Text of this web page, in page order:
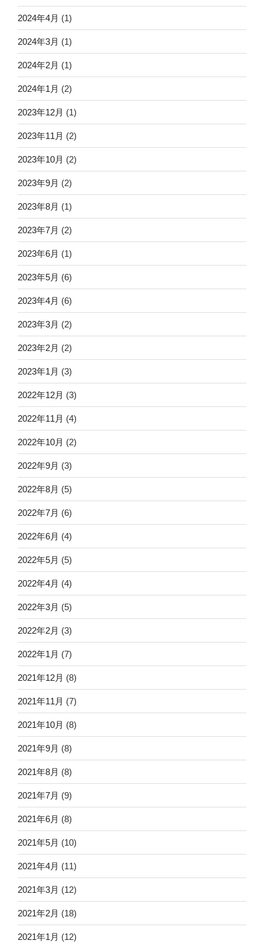
2024年4月 (1)
2024年3月 (1)
2024年2月 (1)
2024年1月 (2)
2023年12月 (1)
2023年11月 (2)
2023年10月 (2)
2023年9月 (2)
2023年8月 (1)
2023年7月 (2)
2023年6月 (1)
2023年5月 (6)
2023年4月 (6)
2023年3月 (2)
2023年2月 (2)
2023年1月 (3)
2022年12月 (3)
2022年11月 (4)
2022年10月 (2)
2022年9月 (3)
2022年8月 (5)
2022年7月 (6)
2022年6月 (4)
2022年5月 (5)
2022年4月 (4)
2022年3月 (5)
2022年2月 (3)
2022年1月 (7)
2021年12月 (8)
2021年11月 (7)
2021年10月 (8)
2021年9月 (8)
2021年8月 (8)
2021年7月 (9)
2021年6月 (8)
2021年5月 (10)
2021年4月 (11)
2021年3月 (12)
2021年2月 (18)
2021年1月 (12)